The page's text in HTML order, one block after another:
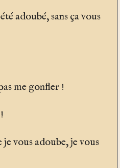
adoubé, sans ça vous
me gonfler !
vous adoube, je vous